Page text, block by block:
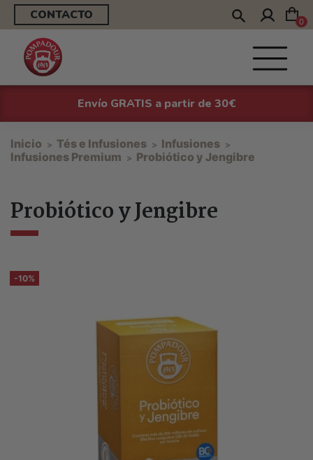
CONTACTO 0
Envío GRATIS a partir de 30€
Inicio Tés e Infusiones
Infusiones
Infusiones Premium
Probiótico y Jengibre
Probiótico y Jengibre
-10%